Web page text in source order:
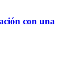
con una